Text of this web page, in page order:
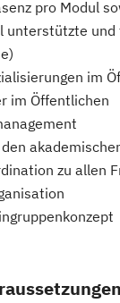
pro Modul
unterstützte
im
im Öffentlichen
zu allen